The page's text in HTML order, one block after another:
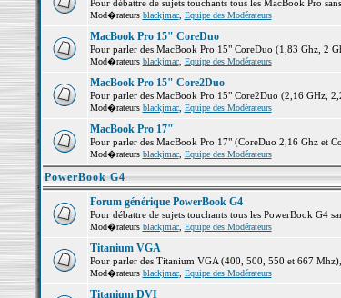
Pour débattre de sujets touchants tous les MacBook Pro
Mod�rateurs blackjmac, Equipe des Modérateurs
MacBook Pro 15" CoreDuo
Pour parler des MacBook Pro 15" CoreDuo (1,83 Ghz, 2
Mod�rateurs blackjmac, Equipe des Modérateurs
MacBook Pro 15" Core2Duo
Pour parler des MacBook Pro 15" Core2Duo (2,16 GHz,
Mod�rateurs blackjmac, Equipe des Modérateurs
MacBook Pro 17"
Pour parler des MacBook Pro 17" (CoreDuo 2,16 Ghz et
Mod�rateurs blackjmac, Equipe des Modérateurs
PowerBook G4
Forum générique PowerBook G4
Pour débattre de sujets touchants tous les PowerBook G4
Mod�rateurs blackjmac, Equipe des Modérateurs
Titanium VGA
Pour parler des Titanium VGA (400, 500, 550 et 667
Mod�rateurs blackjmac, Equipe des Modérateurs
Titanium DVI